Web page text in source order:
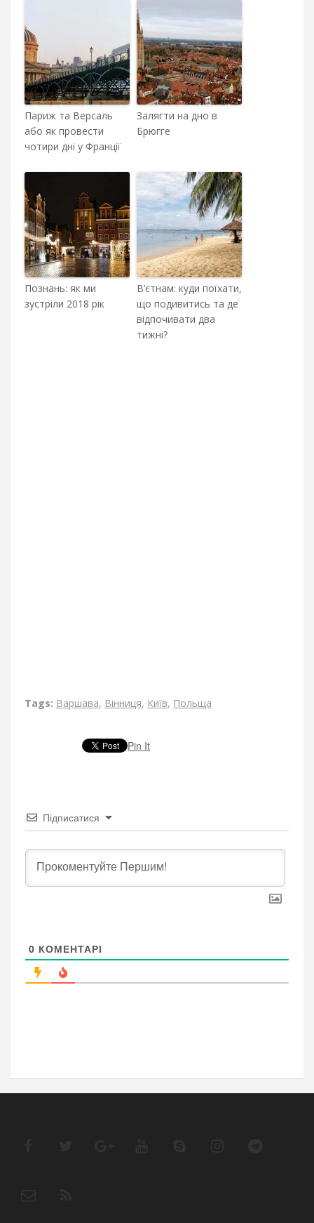
Париж та Версаль
або як провести
чотири дні у Франції
Залягти на дно в
Брюгге
Познань: як ми
зустріли 2018 рік
В’єтнам: куди поїхати,
що подивитись та де
відпочивати два
тижні?
Tags: Варшава, Вінниця, Київ, Польща
Pin It
Підписатися
0 КОМЕНТАРІ